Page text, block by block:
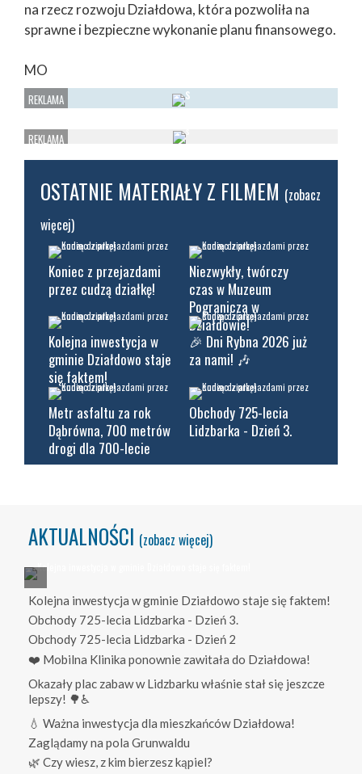
na rzecz rozwoju Działdowa, która pozwoliła na
sprawne i bezpieczne wykonanie planu finansowego.
MO
OSTATNIE MATERIAŁY Z FILMEM (zobacz
więcej)
Koniec z przejazdami
przez cudzą działkę!
Niezwykły, twórczy
czas w Muzeum
Pogranicza w
Działdowie!
Kolejna inwestycja w
gminie Działdowo staje
się faktem!
🎉 Dni Rybna 2026 już
za nami! 🎶
Metr asfaltu za rok
Dąbrówna, 700 metrów
drogi dla 700-lecie
Obchody 725-lecia
Lidzbarka - Dzień 3.
AKTUALNOŚCI (zobacz więcej)
Kolejna inwestycja w gminie Działdowo staje się faktem!
Obchody 725-lecia Lidzbarka - Dzień 3.
Obchody 725-lecia Lidzbarka - Dzień 2
❤️ Mobilna Klinika ponownie zawitała do Działdowa!
Okazały plac zabaw w Lidzbarku właśnie stał się jeszcze
lepszy! 🌳♿
💧 Ważna inwestycja dla mieszkańców Działdowa!
Zaglądamy na pola Grunwaldu
🌿 Czy wiesz, z kim bierzesz kąpiel?